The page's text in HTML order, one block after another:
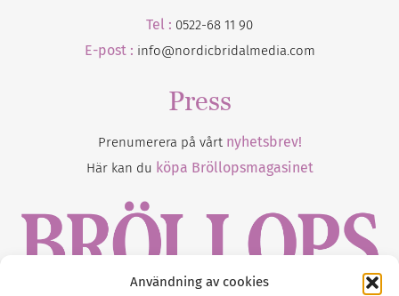
Användning av cookies
Tel : 0522-68 11 90
E-post : info@nordicbridalmedia.com
Press
Prenumerera på vårt nyhetsbrev!
Här kan du köpa Bröllopsmagasinet